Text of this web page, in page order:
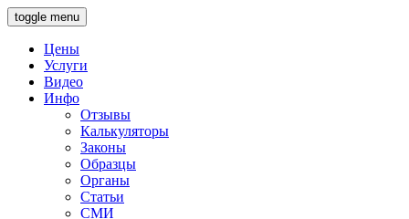
toggle menu
Цены
Услуги
Видео
Инфо
Отзывы
Калькуляторы
Законы
Образцы
Органы
Статьи
СМИ